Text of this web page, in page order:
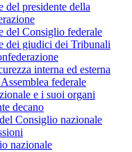
del presidente della
del Consiglio federale
dei giudici dei Tribunali
interna ed esterna
federale
e i suoi organi
decano
Consiglio nazionale
nazionale